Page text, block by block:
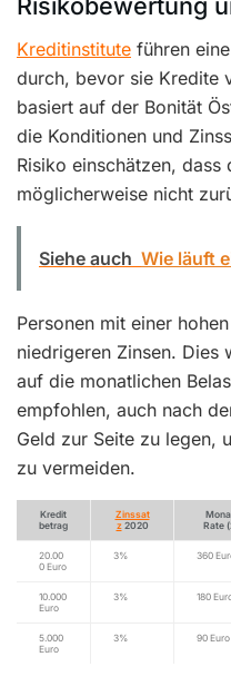
Kreditinstitute führen
durch, bevor sie Kredite
basiert auf der Bonität
die Konditionen und
Risiko einschätzen, dass
möglicherweise nicht
Siehe auch Wie läuft
Personen mit einer
niedrigeren Zinsen.
auf die monatlichen
empfohlen, auch nach
Geld zur Seite zu legen,
zu vermeiden.
Kredit
betrag
Zinssat
z2020
Rate
20.00
0 Euro
3% 360
10.000
Euro
3% 180
5.000
Euro
3% 90 Euro